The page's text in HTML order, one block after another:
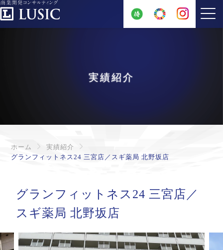
実績紹介
ホーム
実績紹介
グランフィットネス24 三宮店／スギ薬局 北野坂店
グランフィットネス24 三宮店／
スギ薬局 北野坂店